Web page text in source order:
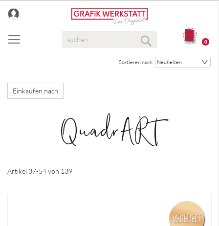
zum
0
QuadrART
Artikel 37-54von 139
Sortieren nach
VEREDELT
Einkaufen nach